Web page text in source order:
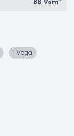
1 Vaga
88,95m²